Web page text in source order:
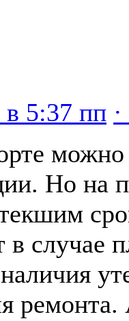
в 5:37 пп
можно
Но на
случае